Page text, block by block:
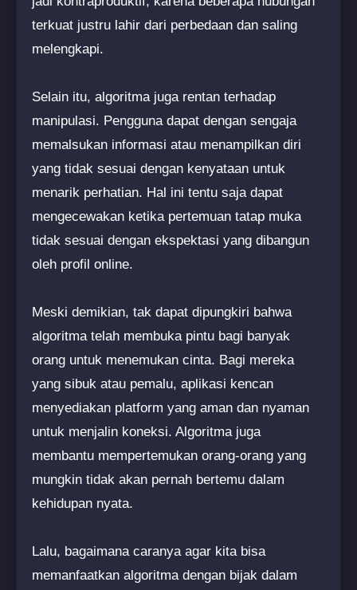
terkuat justru lahir dari perbedaan dan saling
melengkapi.
Selain itu, algoritma juga rentan terhadap
manipulasi. Pengguna dapat dengan sengaja
memalsukan informasi atau menampilkan diri
yang tidak sesuai dengan kenyataan untuk
menarik perhatian. Hal ini tentu saja dapat
mengecewakan ketika pertemuan tatap muka
tidak sesuai dengan ekspektasi yang dibangun
oleh profil online.
Meski demikian, tak dapat dipungkiri bahwa
algoritma telah membuka pintu bagi banyak
orang untuk menemukan cinta. Bagi mereka
yang sibuk atau pemalu, aplikasi kencan
menyediakan platform yang aman dan nyaman
untuk menjalin koneksi. Algoritma juga
membantu mempertemukan orang-orang yang
mungkin tidak akan pernah bertemu dalam
kehidupan nyata.
Lalu, bagaimana caranya agar kita bisa
memanfaatkan algoritma dengan bijak dalam